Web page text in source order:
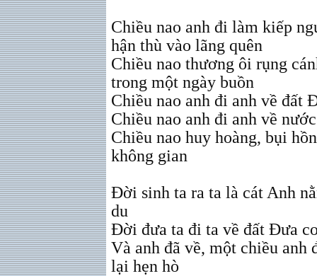
Chiều nao anh đi làm kiếp
hận thù vào lãng quên
Chiều nao thương ôi rụng
trong một ngày buồn
Chiều nao anh đi anh về đất
Chiều nao anh đi anh về nước
Chiều nao huy hoàng, bụi
không gian
Đời sinh ta ra ta là cát Anh
du
Đời đưa ta đi ta về đất Đưa
Và anh đã về, một chiều anh
lại hẹn hò